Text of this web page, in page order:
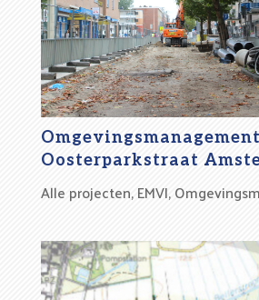
Oosterparkstraat
Alle projecten,EMVI,